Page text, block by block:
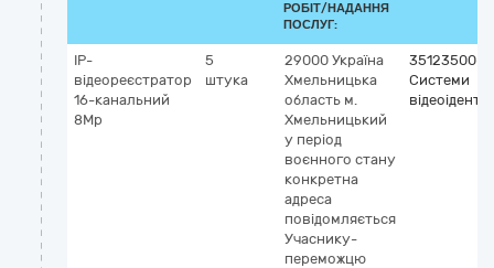
РОБІТ/НАДАННЯ
ПОСЛУГ:
IP-
відеореєстратор
16-канальний
8Mp
5
штука
29000 Україна
Хмельницька
область м.
Хмельницький
у період
воєнного стану
конкретна
адреса
повідомляється
Учаснику-
переможцю
35123500-7
Системи